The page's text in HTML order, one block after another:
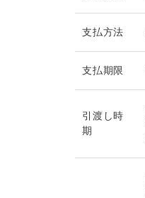
支払方法
支払期限
引渡し時
期